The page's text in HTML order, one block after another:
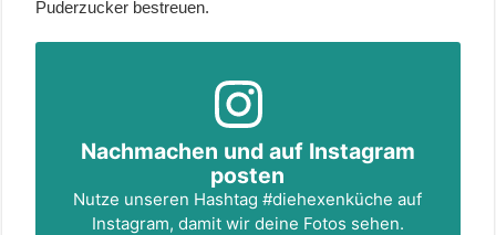
Puderzucker bestreuen.
Nachmachen und auf Instagram
posten
Nutze unseren Hashtag#diehexenküche auf
Instagram, damit wir deine Fotos sehen.